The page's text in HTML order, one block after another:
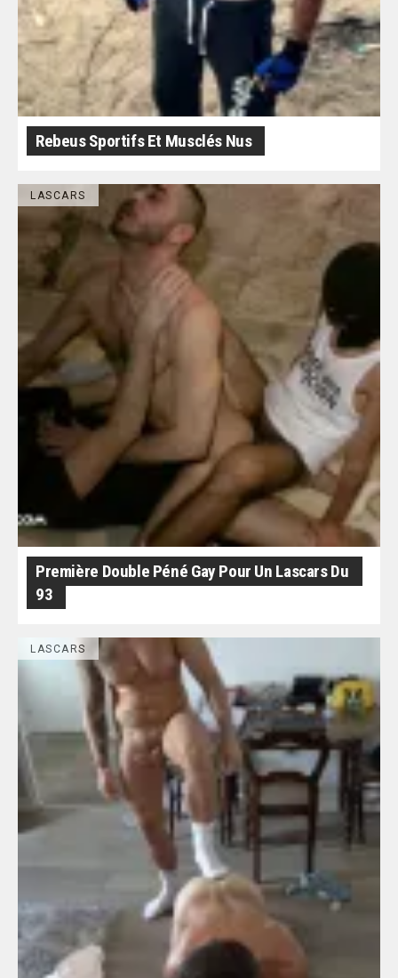
Rebeus Sportifs Et Musclés Nus
LASCARS
Première Double Péné Gay Pour Un Lascars Du
93
LASCARS